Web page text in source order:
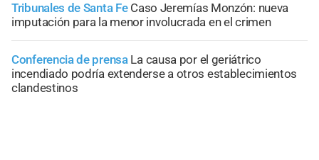
Tribunales de Santa Fe Caso Jeremías Monzón: nueva
imputación para la menor involucrada en el crimen
Conferencia de prensa La causa por el geriátrico
incendiado podría extenderse a otros establecimientos
clandestinos